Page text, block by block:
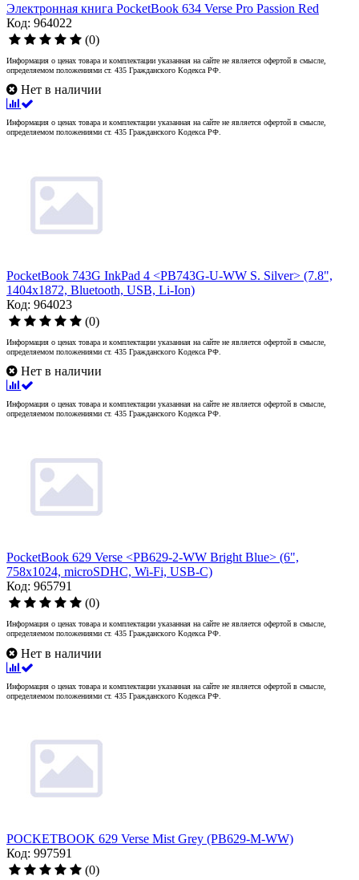
Электронная книга PocketBook 634 Verse Pro Passion Red
Код: 964022
(0)
Информация о ценах товара и комплектации указанная на сайте не является офертой в смысле,
определяемом положениями ст. 435 Гражданского Кодекса РФ.
Нет в наличии
Информация о ценах товара и комплектации указанная на сайте не является офертой в смысле,
определяемом положениями ст. 435 Гражданского Кодекса РФ.
PocketBook 743G InkPad 4 <PB743G-U-WW S. Silver> (7.8",
1404x1872, Bluetooth, USB, Li-Ion)
Код: 964023
(0)
Информация о ценах товара и комплектации указанная на сайте не является офертой в смысле,
определяемом положениями ст. 435 Гражданского Кодекса РФ.
Нет в наличии
Информация о ценах товара и комплектации указанная на сайте не является офертой в смысле,
определяемом положениями ст. 435 Гражданского Кодекса РФ.
PocketBook 629 Verse <PB629-2-WW Bright Blue> (6",
758x1024, microSDHC, Wi-Fi, USB-C)
Код: 965791
(0)
Информация о ценах товара и комплектации указанная на сайте не является офертой в смысле,
определяемом положениями ст. 435 Гражданского Кодекса РФ.
Нет в наличии
Информация о ценах товара и комплектации указанная на сайте не является офертой в смысле,
определяемом положениями ст. 435 Гражданского Кодекса РФ.
POCKETBOOK 629 Verse Mist Grey (PB629-M-WW)
Код: 997591
(0)